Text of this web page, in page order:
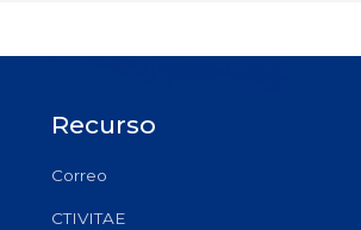
Recurso
Correo
CTIVITAE